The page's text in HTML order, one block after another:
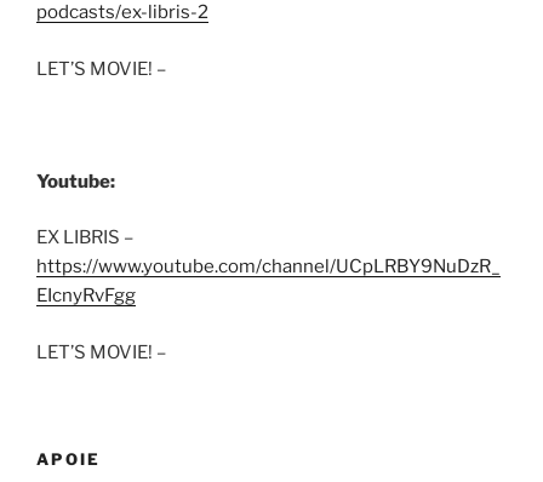
podcasts/ex-libris-2
LET’S MOVIE! –
Youtube:
EX LIBRIS –
https://www.youtube.com/channel/UCpLRBY9NuDzR_
EIcnyRvFgg
LET’S MOVIE! –
APOIE